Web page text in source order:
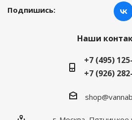
Подпишись:
Наши
+7 (495)
+7 (926)